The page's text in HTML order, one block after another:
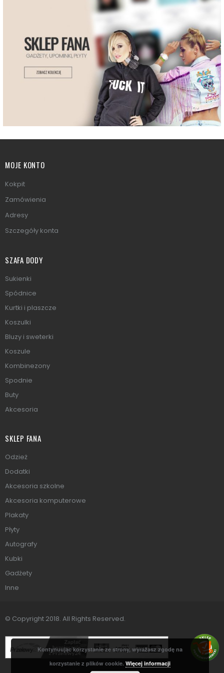
MOJE KONTO
Kokpit
Zamówienia
Adresy
Szczegóły konta
SZAFA DODY
Sukienki
Spódnice
Kurtki i plaszcze
Koszulki
Bluzy i sweterki
Koszule
Kombinezony
Spodnie
Buty
Akcesoria
SKLEP FANA
Odzież
Dodatki
Akcesoria szkolne
Akcesoria komputerowe
Plakaty
Płyty
Autografy
Kubki
Gadżety
Inne
© Copyright 2018. All Rights Reserved.
Kontynuując korzystanie ze strony, wyrażasz zgodę na
korzystanie z plików cookie.Więcej informacji